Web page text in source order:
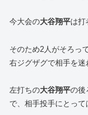
今大会の大谷翔平は打
そのため2人がそろっ
右ジグザグで相手を迷
左打ちの大谷翔平の後
で、相手投手にとって